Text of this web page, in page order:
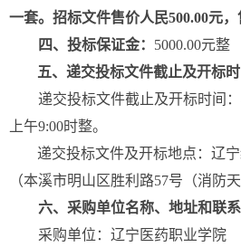
一套。 招标文件售价人民500.00元，
四、投标保证金： 5000.00元整
五、递交投标文件截止及开标
递交投标文件截止及开标时间
上午9:00时整。
递交投标文件及开标地点：辽
（本溪市明山区胜利路57号（消防
六、采购单位名称、地址和联
采购单位：辽宁医药职业学院